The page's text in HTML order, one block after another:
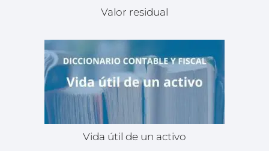
Valor residual
Vida útil de un activo